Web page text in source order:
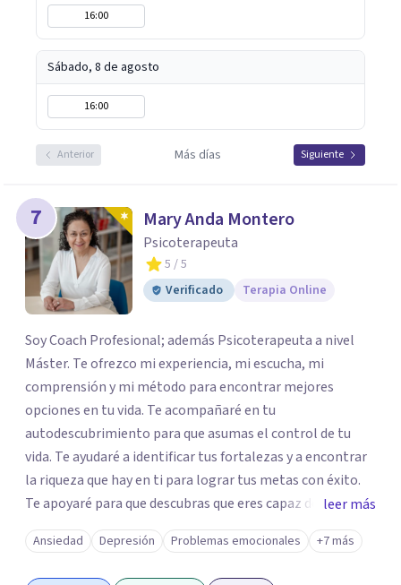
16:00
Sábado, 8 de agosto
16:00
Anterior Más días Siguiente
7 Mary Anda Montero
Psicoterapeuta
5 / 5
Verificado
Terapia Online
Soy Coach Profesional; además Psicoterapeuta a nivel
Máster. Te ofrezco mi experiencia, mi escucha, mi
comprensión y mi método para encontrar mejores
opciones en tu vida. Te acompañaré en tu
autodescubrimiento para que asumas el control de tu
vida. Te ayudaré a identificar tus fortalezas y a encontrar
la riqueza que hay en ti para lograr tus metas con éxito.
Te apoyaré para que descubras que eres capaz de
convertir los problemas en oportunidades Tú tienes
derecho a vivir con bienestar, sin culpas, sin
remordimientos y en plenitud. Con amor propio todo es
leer más
Ansiedad Depresión Problemas emocionales +7 más